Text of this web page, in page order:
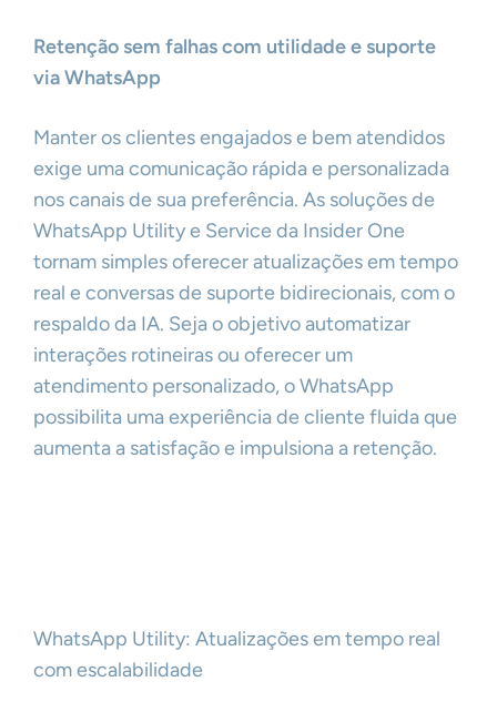
Retenção sem falhas com utilidade e suporte
via WhatsApp
Manter os clientes engajados e bem atendidos
exige uma comunicação rápida e personalizada
nos canais de sua preferência. As soluções de
WhatsApp Utility e Service da Insider One
tornam simples oferecer atualizações em tempo
real e conversas de suporte bidirecionais, com o
respaldo da IA. Seja o objetivo automatizar
interações rotineiras ou oferecer um
atendimento personalizado, o WhatsApp
possibilita uma experiência de cliente fluida que
aumenta a satisfação e impulsiona a retenção.
WhatsApp Utility: Atualizações em tempo real
com escalabilidade